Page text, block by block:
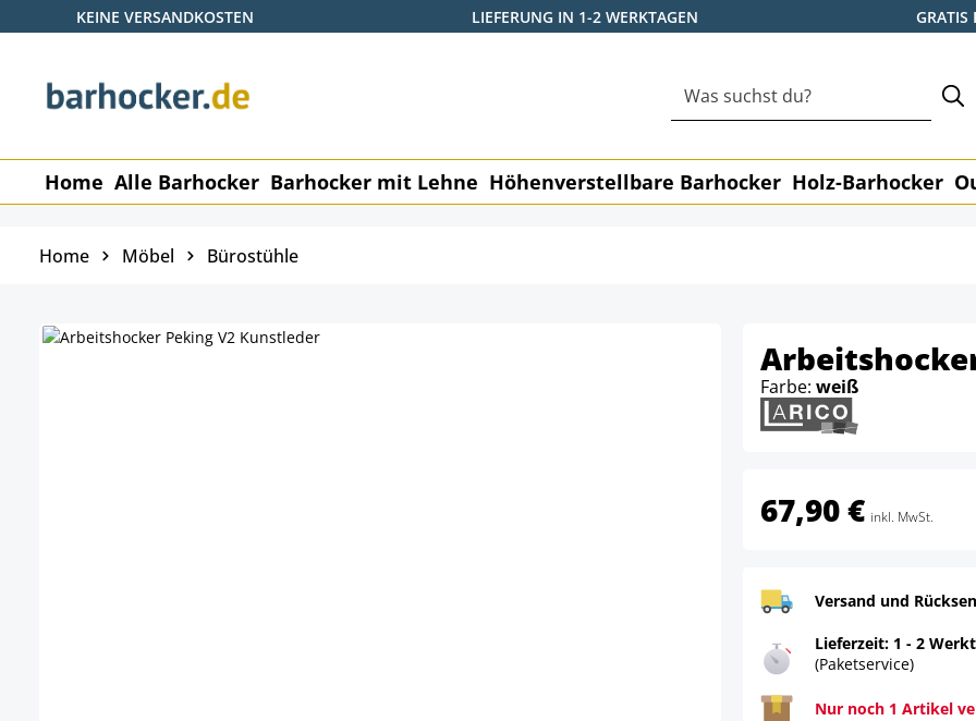
Hauptinhalt springen
Zur Suche springen
Zur Hauptnavigation springen
KEINE VERSANDKOSTEN LIEFERUNG IN 1-2 WERKTAGEN GRATIS
Home Alle Barhocker Barhocker mit Lehne Höhenverstellbare Barhocker Holz-Barhocker
Home Möbel Bürostühle
Farbe: weiß
67,90 € inkl. MwSt.
Versand und
Lieferzeit: 1 - 2
(Paketservice)
Nur noch 1 Artikel